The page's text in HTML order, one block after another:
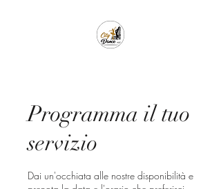
Programma il tuo
servizio
Dai un'occhiata alle nostre disponibilità e